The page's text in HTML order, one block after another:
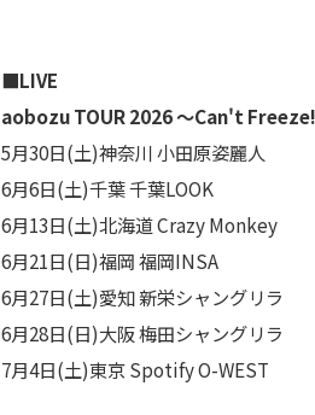
■LIVE
aobozu TOUR 2026 ～Can't
5月30日(土)神奈川 小田原姿麗人
6月6日(土)千葉 千葉LOOK
6月13日(土)北海道 Crazy Monkey
6月21日(日)福岡 福岡INSA
6月27日(土)愛知 新栄シャングリラ
6月28日(日)大阪 梅田シャングリラ
7月4日(土)東京 Spotify O-WEST